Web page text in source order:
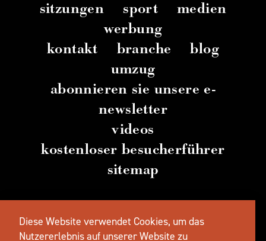
sitzungen sport
medien
werbung
kontakt
branche
blog
umzug
abonnieren sie unsere e-
newsletter
videos
kostenloser besucherführer
sitemap
Salem, Oregon– (503) 581 4325 – Postanschrift
Diese Website verwendet Cookies, um das
Nutzererlebnis auf unserer Website zu